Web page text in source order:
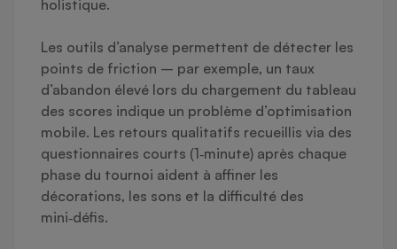
holistique.
Les outils d’analyse permettent de détecter les
points de friction – par exemple, un taux
d’abandon élevé lors du chargement du tableau
des scores indique un problème d’optimisation
mobile. Les retours qualitatifs recueillis via des
questionnaires courts (1‑minute) après chaque
phase du tournoi aident à affiner les
décorations, les sons et la difficulté des
mini‑défis.